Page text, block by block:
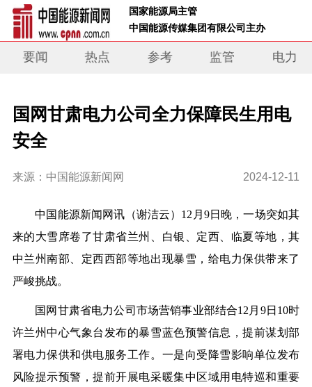
国家能源局主管
中国能源传媒集团有限公司主办
要闻 热点 参考 监管 电力
国网甘肃电力公司全力保障民生用电
安全
来源：中国能源新闻网 2024-12-11
中 国能源新闻网讯（谢洁云） 12月9日晚，一场突如其
来的大雪席卷了甘肃省兰州、白银、定西、临夏等地，其
中兰州南部、定西西部等地出现暴雪，给电力保供带来了
严峻挑战。
国网甘肃省电力公司市场营销事业部结合12月9日10时
许兰州中心气象台发布的暴雪蓝色预警信息，提前谋划部
署电力保供和供电服务工作。一是向受降雪影响单位发布
风险提示预警，提前开展电采暖集中区域用电特巡和重要